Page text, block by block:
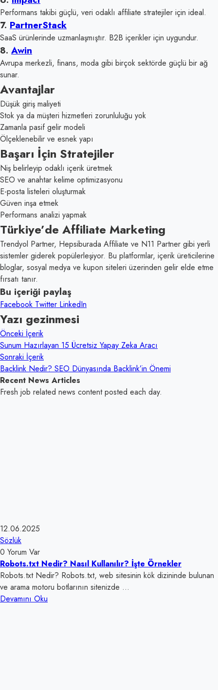
Performans takibi güçlü, veri odaklı affiliate stratejiler için ideal.
7. PartnerStack
SaaS ürünlerinde uzmanlaşmıştır. B2B içerikler için uygundur.
8. Awin
Avrupa merkezli, finans, moda gibi birçok sektörde güçlü bir ağ
sunar.
Avantajlar
Düşük giriş maliyeti
Stok ya da müşteri hizmetleri zorunluluğu yok
Zamanla pasif gelir modeli
Ölçeklenebilir ve esnek yapı
Başarı İçin Stratejiler
Niş belirleyip odaklı içerik üretmek
SEO ve anahtar kelime optimizasyonu
E-posta listeleri oluşturmak
Güven inşa etmek
Performans analizi yapmak
Türkiye’de Affiliate Marketing
Trendyol Partner, Hepsiburada Affiliate ve N11 Partner gibi yerli
sistemler giderek popülerleşiyor. Bu platformlar, içerik üreticilerine
bloglar, sosyal medya ve kupon siteleri üzerinden gelir elde etme
fırsatı tanır.
Bu içeriği paylaş
Facebook Twitter LinkedIn
Yazı gezinmesi
Önceki İçerik
Sunum Hazırlayan 15 Ücretsiz Yapay Zeka Aracı
Sonraki İçerik
Backlink Nedir? SEO Dünyasında Backlink’in Önemi
Recent News Articles
Fresh job related news content posted each day.
12.06.2025
Sözlük
0 Yorum Var
Robots.txt Nedir? Nasıl Kullanılır? İşte Örnekler
Robots.txt Nedir? Robots.txt, web sitesinin kök dizininde bulunan
ve arama motoru botlarının sitenizde ...
Devamını Oku